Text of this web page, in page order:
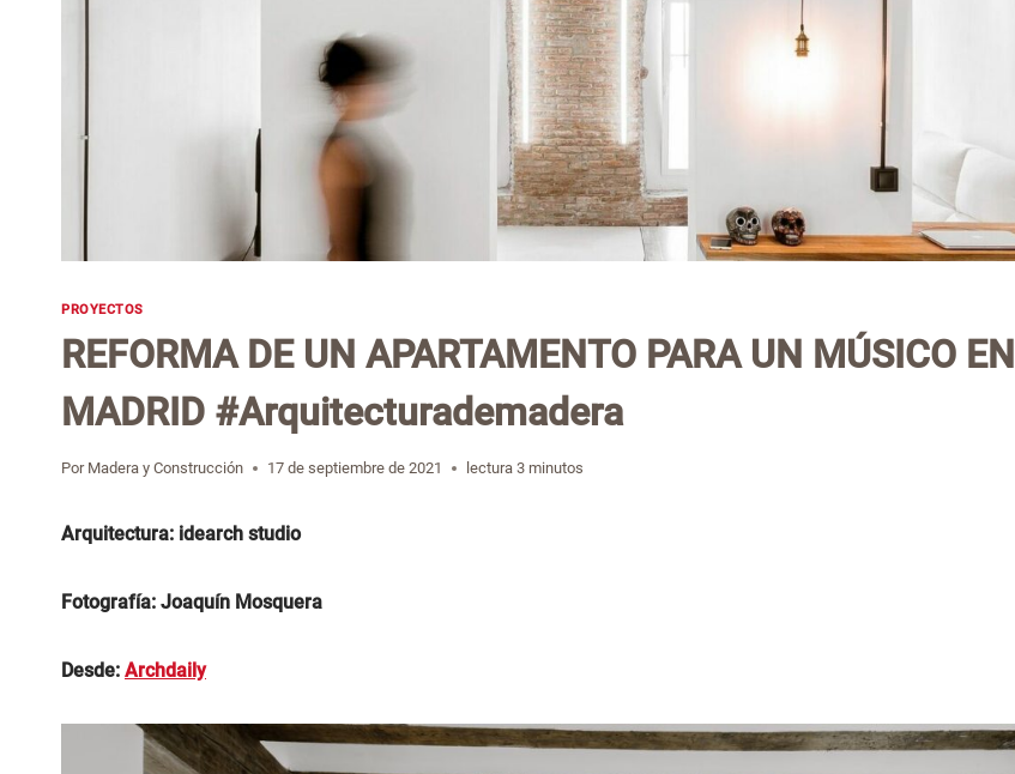
PROYECTOS
REFORMA DE UN APARTAMENTO PARA UN MÚSICO EN
MADRID #Arquitecturademadera
Por Madera y Construcción 17 de septiembre de 2021 lectura 3 minutos
Arquitectura: idearch studio
Fotografía: Joaquín Mosquera
Desde: Archdaily